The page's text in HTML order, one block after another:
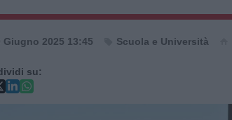
Giugno 2025 13:45 Scuola e Università
su: